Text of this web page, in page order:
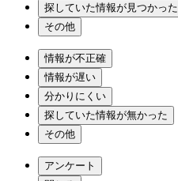
探していた情報が見つかった
その他
情報が不正確
情報が遅い
分かりにくい
探していた情報が無かった
その他
アンケート